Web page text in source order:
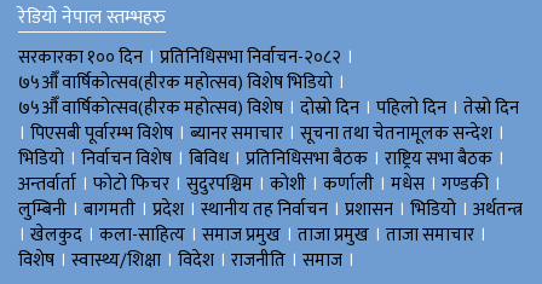
रेडियो नेपाल स्तम्भहरु
सरकारका १०० दिन । प्रतिनिधिसभा निर्वाचन-२०८२ ।
७५औँ वार्षिकोत्सव(हीरक महोत्सव) विशेष भिडियाे ।
७५औँ वार्षिकोत्सव(हीरक महोत्सव) विशेष । दोस्रो दिन । पहिलो दिन । तेस्रो दिन
। पिएसबी पूर्वारम्भ विशेष । ब्यानर समाचार । सूचना तथा चेतनामूलक सन्देश ।
भिडियाे । निर्वाचन विशेष । बिविध। प्रतिनिधिसभा बैठक । राष्ट्रिय सभा बैठक ।
अन्तर्वार्ता । फोटो फिचर । सुदुरपश्चिम । काेशी । कर्णाली । मधेस । गण्डकी ।
लुम्बिनी । बागमती । प्रदेश । स्थानीय तह निर्वाचन । प्रशासन । भिडियो । अर्थतन्त्र
। खेलकुद । कला-साहित्य । समाज प्रमुख । ताजा प्रमुख । ताजा समाचार ।
विशेष । स्वास्थ्य/शिक्षा । विदेश । राजनीति । समाज ।